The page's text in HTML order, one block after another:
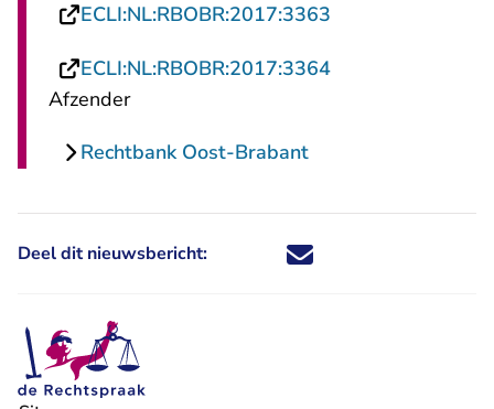
ECLI:NL:RBOBR:2017:3363
ECLI:NL:RBOBR:2017:3364- U verlaat
Afzender
Rechtbank Oost-Brabant
Deel dit nieuwsbericht: Deel dit nieuwsbericht via X -
Deel dit nieuwsbericht via
Deel dit nieuwsbericht
Deel dit